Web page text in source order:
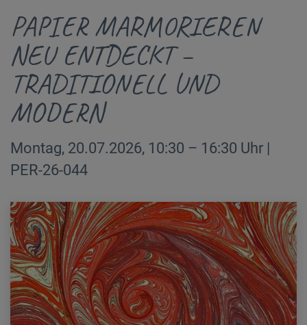
PAPIER MARMORIEREN
NEU ENTDECKT –
TRADITIONELL UND
MODERN
Montag, 20.07.2026, 10:30 – 16:30 Uhr |
PER-26-044